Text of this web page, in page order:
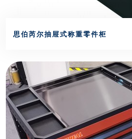
思伯芮尔抽屉式称重零件柜